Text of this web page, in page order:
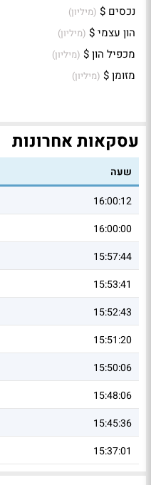
נכסים $ (מיליון)
הון עצמי $ (מיליון)
מכפיל הון $ (מיליון)
מזומן $ (מיליון)
עסקאות אחרונות
שעה
16:00:12
16:00:00
15:57:44
15:53:41
15:52:43
15:51:20
15:50:06
15:48:06
15:45:36
15:37:01